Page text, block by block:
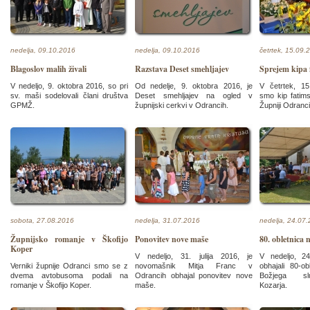
nedelja, 09.10.2016
Blagoslov malih živali
V nedeljo, 9. oktobra 2016, so pri
sv. maši sodelovali člani društva
GPMŽ.
nedelja, 09.10.2016
Razstava Deset smehljajev
Od nedelje, 9. oktobra 2016, je
Deset smehljajev na ogled v
župnijski cerkvi v Odrancih.
četrtek,
Sprejem
V četrtek,
smo kip
Župniji
sobota, 27.08.2016
Župnijsko romanje v Škofijo
Koper
Verniki župnije Odranci smo se z
dvema avtobusoma podali na
romanje v Škofijo Koper.
nedelja, 31.07.2016
Ponovitev nove maše
V nedeljo, 31. julija 2016, je
novomašnik Mitja Franc v
Odrancih obhajal ponovitev nove
maše.
nedelja,
80. obletnica
V nedeljo,
obhajali 80-
Božjega
Kozarja.